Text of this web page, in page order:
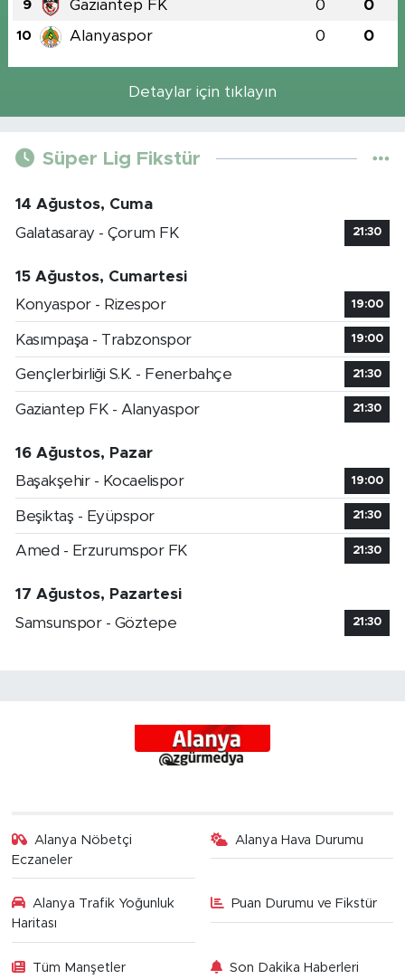
9 Gaziantep FK 0 0
10 Alanyaspor 0 0
Detaylar için tıklayın
Süper Lig Fikstür
14 Ağustos, Cuma
Galatasaray - Çorum FK
21:30
15 Ağustos, Cumartesi
Konyaspor - Rizespor
19:00
Kasımpaşa - Trabzonspor 19:00
Gençlerbirliği S.K. - Fenerbahçe 21:30
Gaziantep FK - Alanyaspor 21:30
16 Ağustos, Pazar
Başakşehir - Kocaelispor
19:00
Beşiktaş - Eyüpspor 21:30
Amed - Erzurumspor FK 21:30
17 Ağustos, Pazartesi
Samsunspor - Göztepe
21:30
Alanya Nöbetçi
Eczaneler
Alanya Hava Durumu
Alanya Trafik Yoğunluk
Haritası
Puan Durumu ve Fikstür
Tüm Manşetler Son Dakika Haberleri